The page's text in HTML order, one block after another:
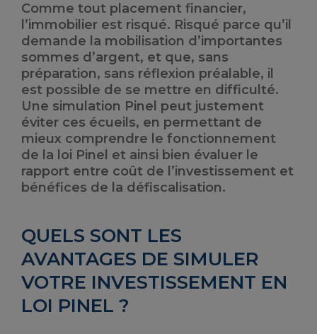
Comme tout placement financier,
l’immobilier est risqué. Risqué parce qu’il
demande la mobilisation d’importantes
sommes d’argent, et que, sans
préparation, sans réflexion préalable, il
est possible de se mettre en difficulté.
Une simulation Pinel peut justement
éviter ces écueils, en permettant de
mieux comprendre le fonctionnement
de la loi Pinel et ainsi bien évaluer le
rapport entre coût de l’investissement et
bénéfices de la défiscalisation.
QUELS SONT LES
AVANTAGES DE SIMULER
VOTRE INVESTISSEMENT EN
LOI PINEL ?